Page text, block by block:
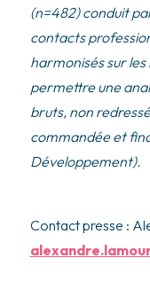
(n=482) conduit
contacts
harmonisés sur
permettre une
bruts, non
commandée et
Développement).
Contact presse :